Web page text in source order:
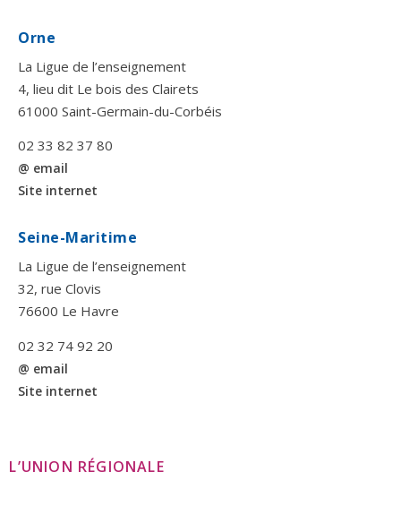
Orne
La Ligue de l’enseignement
4, lieu dit Le bois des Clairets
61000 Saint-Germain-du-Corbéis
02 33 82 37 80
@ email
Site internet
Seine-Maritime
La Ligue de l’enseignement
32, rue Clovis
76600 Le Havre
02 32 74 92 20
@ email
Site internet
L’UNION RÉGIONALE